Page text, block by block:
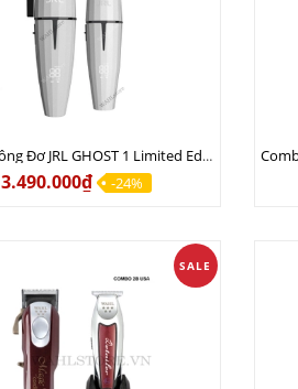
Combo Tông Đơ JRL GHOST 1 Limited Edition Chính Hãng USA
3.490.000₫ -24%
SALE